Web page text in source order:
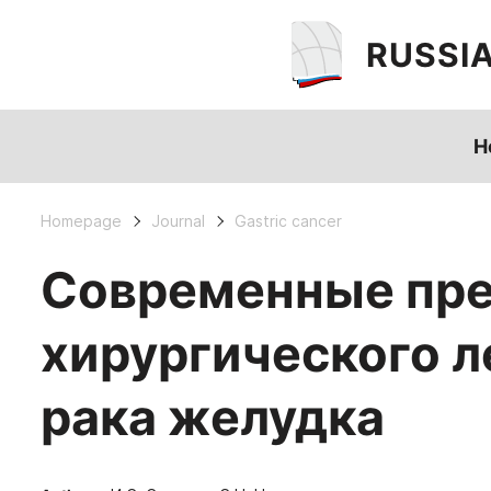
Homepage Journal Gastric cancer
Современные
хирургического
рака желудка